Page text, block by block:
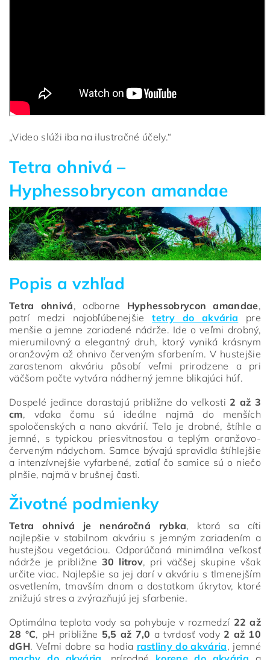
„Video slúži iba na ilustračné účely.“
Tetra ohnivá –
Hyphessobrycon amandae
Popis a vzhľad
Tetra ohnivá, odborne Hyphessobrycon amandae,
patrí medzi najobľúbenejšietetry do akvária pre
menšie a jemne zariadené nádrže. Ide o veľmi drobný,
mierumilovný a elegantný druh, ktorý vyniká krásnym
oranžovým až ohnivo červeným sfarbením. V hustejšie
zarastenom akváriu pôsobí veľmi prirodzene a pri
väčšom počte vytvára nádherný jemne blikajúci húf.
Dospelé jedince dorastajú približne do veľkosti 2 až 3
cm, vďaka čomu sú ideálne najmä do menších
spoločenských a nano akvárií. Telo je drobné, štíhle a
jemné, s typickou priesvitnosťou a teplým oranžovo-
červeným nádychom. Samce bývajú spravidla štíhlejšie
a intenzívnejšie vyfarbené, zatiaľ čo samice sú o niečo
plnšie, najmä v brušnej časti.
Životné podmienky
Tetra ohnivá je nenáročná rybka, ktorá sa cíti
najlepšie v stabilnom akváriu s jemným zariadením a
hustejšou vegetáciou. Odporúčaná minimálna veľkosť
nádrže je približne 30 litrov, pri väčšej skupine však
určite viac. Najlepšie sa jej darí v akváriu s tlmenejším
osvetlením, tmavším dnom a dostatkom úkrytov, ktoré
znižujú stres a zvýrazňujú jej sfarbenie.
Optimálna teplota vody sa pohybuje v rozmedzí 22 až
28 °C, pH približne 5,5 až 7,0 a tvrdosť vody 2 až 10
dGH. Veľmi dobre sa hodia rastliny do akvária, jemné